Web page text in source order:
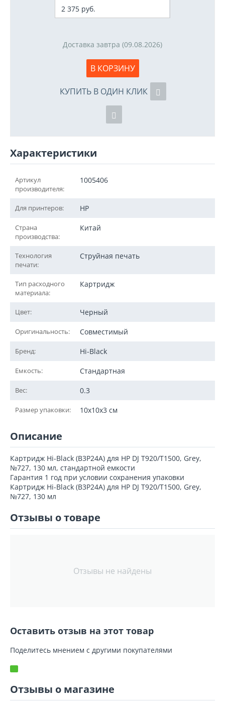
2 375 руб.
Доставка завтра (09.08.2026)
В КОРЗИНУ
КУПИТЬ В ОДИН КЛИК
Характеристики
Артикул
производителя:
1005406
Для принтеров: HP
Страна
производства:
Китай
Технология
печати:
Струйная печать
Тип расходного
материала:
Картридж
Цвет: Черный
Оригинальность: Совместимый
Бренд: Hi-Black
Емкость: Стандартная
Вес: 0.3
Размер упаковки: 10x10x3 см
Описание
Картридж Hi-Black (B3P24A) для HP DJ T920/T1500, Grey,
№727, 130 мл, стандартной емкости
Гарантия 1 год при условии сохранения упаковки
Картридж Hi-Black (B3P24A) для HP DJ T920/T1500, Grey,
№727, 130 мл
Отзывы о товаре
Отзывы не найдены
Оставить отзыв на этот товар
Поделитесь мнением с другими покупателями
Отзывы о магазине